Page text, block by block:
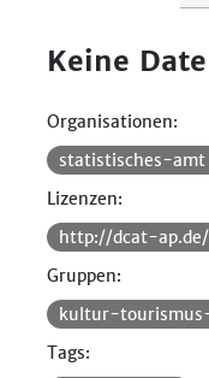
Keine
Organisationen:
statistisches-amt
Lizenzen:
http://dcat-
Gruppen:
kultur-
Tags: